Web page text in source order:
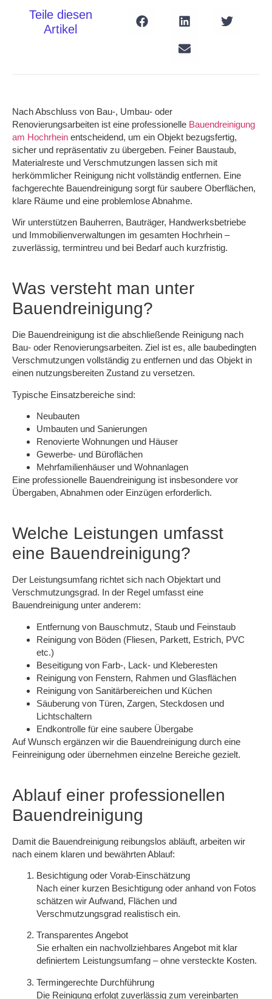
Teile diesen
Artikel
Nach Abschluss von Bau-, Umbau- oder
Renovierungsarbeiten ist eine professionelle Bauendreinigung
am Hochrhein entscheidend, um ein Objekt bezugsfertig,
sicher und repräsentativ zu übergeben. Feiner Baustaub,
Materialreste und Verschmutzungen lassen sich mit
herkömmlicher Reinigung nicht vollständig entfernen. Eine
fachgerechte Bauendreinigung sorgt für saubere Oberflächen,
klare Räume und eine problemlose Abnahme.
Wir unterstützen Bauherren, Bauträger, Handwerksbetriebe
und Immobilienverwaltungen im gesamten Hochrhein –
zuverlässig, termintreu und bei Bedarf auch kurzfristig.
Was versteht man unter
Bauendreinigung?
Die Bauendreinigung ist die abschließende Reinigung nach
Bau- oder Renovierungsarbeiten. Ziel ist es, alle baubedingten
Verschmutzungen vollständig zu entfernen und das Objekt in
einen nutzungsbereiten Zustand zu versetzen.
Typische Einsatzbereiche sind:
Neubauten
Umbauten und Sanierungen
Renovierte Wohnungen und Häuser
Gewerbe- und Büroflächen
Mehrfamilienhäuser und Wohnanlagen
Eine professionelle Bauendreinigung ist insbesondere vor
Übergaben, Abnahmen oder Einzügen erforderlich.
Welche Leistungen umfasst
eine Bauendreinigung?
Der Leistungsumfang richtet sich nach Objektart und
Verschmutzungsgrad. In der Regel umfasst eine
Bauendreinigung unter anderem:
Entfernung von Bauschmutz, Staub und Feinstaub
Reinigung von Böden (Fliesen, Parkett, Estrich, PVC
etc.)
Beseitigung von Farb-, Lack- und Kleberesten
Reinigung von Fenstern, Rahmen und Glasflächen
Reinigung von Sanitärbereichen und Küchen
Säuberung von Türen, Zargen, Steckdosen und
Lichtschaltern
Endkontrolle für eine saubere Übergabe
Auf Wunsch ergänzen wir die Bauendreinigung durch eine
Feinreinigung oder übernehmen einzelne Bereiche gezielt.
Ablauf einer professionellen
Bauendreinigung
Damit die Bauendreinigung reibungslos abläuft, arbeiten wir
nach einem klaren und bewährten Ablauf:
Besichtigung oder Vorab-Einschätzung
Nach einer kurzen Besichtigung oder anhand von Fotos
schätzen wir Aufwand, Flächen und
Verschmutzungsgrad realistisch ein.
Transparentes Angebot
Sie erhalten ein nachvollziehbares Angebot mit klar
definiertem Leistungsumfang – ohne versteckte Kosten.
Termingerechte Durchführung
Die Reinigung erfolgt zuverlässig zum vereinbarten